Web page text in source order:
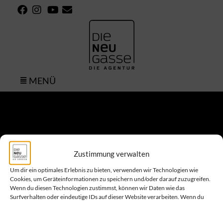
Zustimmung verwalten
Um dir ein optimales Erlebnis zu bieten, verwenden wir Technologien wie
Cookies, um Geräteinformationen zu speichern und/oder darauf zuzugreifen.
Wenn du diesen Technologien zustimmst, können wir Daten wie das
Surfverhalten oder eindeutige IDs auf dieser Website verarbeiten. Wenn du
MENÜ